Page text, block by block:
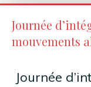
Journée
mouvements
Journée